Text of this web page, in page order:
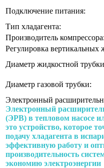
Подключение питания:
Тип хладагента:
Производитель компрессора:
Регулировка вертикальных
Диаметр жидкостной
Диаметр газовой трубки:
Электронный
Электронный
(ЭРВ) в тепловом насосе
это устройство, которое
подачу хладагента в
эффективную работу и
производительность
экономию электроэнергии